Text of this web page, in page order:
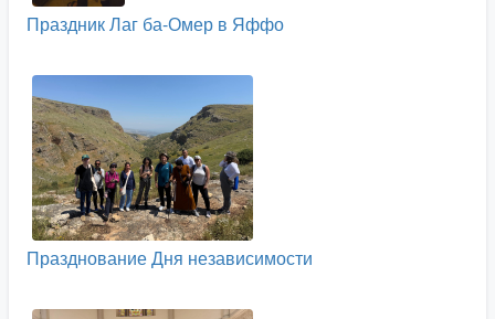
Праздник Лаг ба-Омер в Яффо
Празднование Дня независимости